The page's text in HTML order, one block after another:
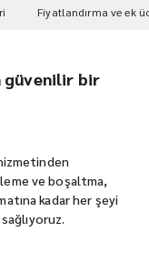
Fiyatlandırma ve ek
güvenilir bir
ve boşaltma,
kadar her şeyi